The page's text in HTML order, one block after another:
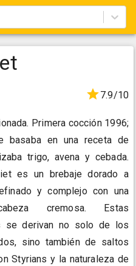
7.9/10
Primera cocción 1996;
basaba en una receta de
trigo, avena y cebada.
es un brebaje dorado a
y complejo con una
cremosa. Estas
se derivan no solo de los
sino también de saltos
Styrians y la naturaleza de